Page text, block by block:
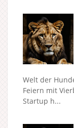
Welt der
Feiern mit
Startup h...